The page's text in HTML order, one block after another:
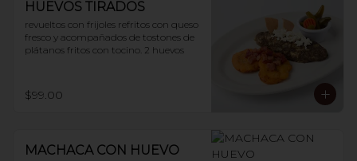
HUEVOS TIRADOS
revueltos con frijoles refritos con queso
fresco y acompañados de tostones de
plátanos fritos con tocino. 2 huevos
$99.00
MACHACA CON HUEVO